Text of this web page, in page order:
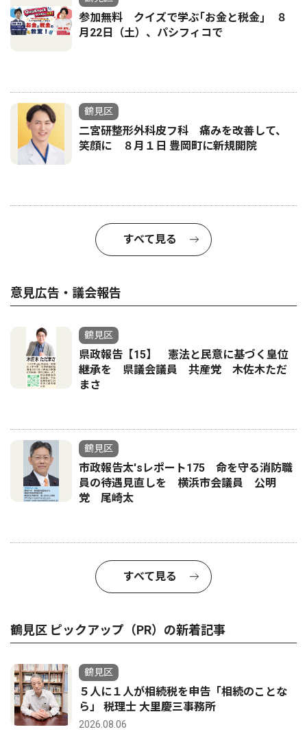
参加無料 クイズで学ぶ｢お金と税金｣ ８
月22日（土）、パシフィコで
鶴見区
二宮研整形外科皮フ科 痛みを改善して、
笑顔に ８月１日 豊岡町に新規開院
すべて見る
意見広告・議会報告
鶴見区
県政報告【15】 憲法と民意に基づく皇位
継承を 県議会議員 共産党 木佐木ただ
まさ
鶴見区
市政報告太'sレポート175 命を守る消防職
員の待遇見直しを 横浜市会議員 公明
党 尾崎太
すべて見る
鶴見区 ピックアップ（PR）の新着記事
鶴見区
５人に１人が相続税を申告「相続のことな
ら」 税理士 大里慶三事務所
2026.08.06